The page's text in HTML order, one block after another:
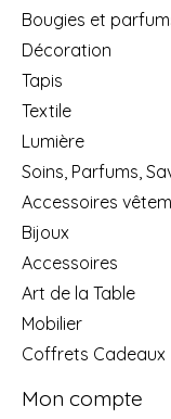
Bougies et
Décoration
Tapis
Textile
Lumière
Soins, Parfums,
Accessoires
Bijoux
Accessoires
Art de la Table
Mobilier
Coffrets Cadeaux
Mon compte